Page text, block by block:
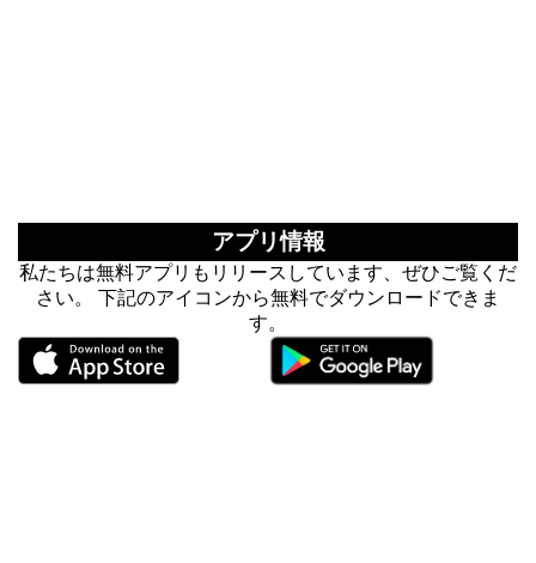
アプリ情報
私たちは無料アプリもリリースしています、ぜひご覧くだ
さい。 下記のアイコンから無料でダウンロードできま
す。